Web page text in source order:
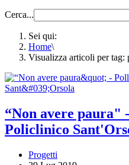
Cerca...
Sei qui:
Home\
Visualizza articoli per tag:
“Non avere paura"
Policlinico
Progetti